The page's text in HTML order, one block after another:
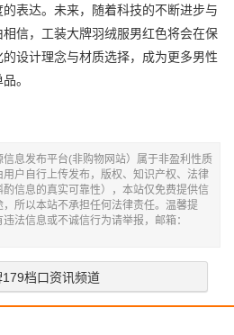
表达。未来，随着科技的不断进步与
信，工装大牌羽绒服男红色将会在保
设计理念与材质选择，成为更多男性
。
息发布平台(非购物网站）属于非盈利性质
户自行上传发布，版权、知识产权、法律
信息的真实可靠性），本站仅免费提供信
所以本站不承担任何法律责任。温馨提
法信息或不诚信行为请举报，邮箱：
档口资讯频道